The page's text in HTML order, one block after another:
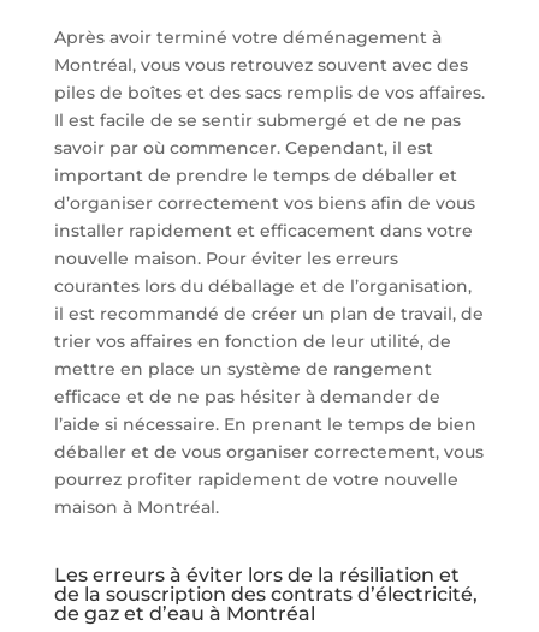
Après avoir terminé votre déménagement à
Montréal, vous vous retrouvez souvent avec des
piles de boîtes et des sacs remplis de vos affaires.
Il est facile de se sentir submergé et de ne pas
savoir par où commencer. Cependant, il est
important de prendre le temps de déballer et
d’organiser correctement vos biens afin de vous
installer rapidement et efficacement dans votre
nouvelle maison. Pour éviter les erreurs
courantes lors du déballage et de l’organisation,
il est recommandé de créer un plan de travail, de
trier vos affaires en fonction de leur utilité, de
mettre en place un système de rangement
efficace et de ne pas hésiter à demander de
l’aide si nécessaire. En prenant le temps de bien
déballer et de vous organiser correctement, vous
pourrez profiter rapidement de votre nouvelle
maison à Montréal.
Les erreurs à éviter lors de la résiliation et
de la souscription des contrats d’électricité,
de gaz et d’eau à Montréal